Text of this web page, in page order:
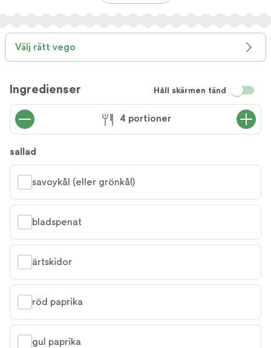
Välj rätt vego
Ingredienser Håll skärmen tänd
4 portioner
sallad
savoykål (eller grönkål)
bladspenat
ärtskidor
röd paprika
gul paprika